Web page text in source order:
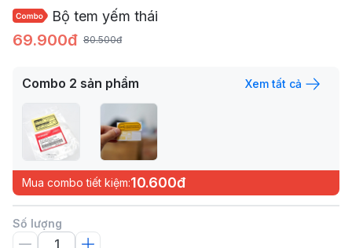
Bộ tem yếm thái
69.900đ 80.500đ
Combo 2 sản phẩm Xem tất cả
Mua combo tiết kiệm:10.600đ
Số lượng